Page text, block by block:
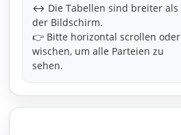
↔️ Die Tabellen sind breiter als
der Bildschirm.
👉 Bitte horizontal scrollen oder
wischen, um alle Parteien zu
sehen.